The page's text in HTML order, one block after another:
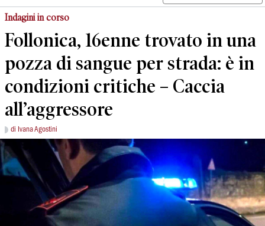
Indagini in corso
Follonica, 16enne trovato in una
pozza di sangue per strada: è in
condizioni critiche – Caccia
all’aggressore
di Ivana Agostini